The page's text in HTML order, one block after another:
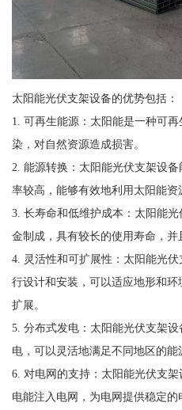
太阳能光伏支架设备的优势包括：
1. 可再生能源：太阳能是一种可
染，对自然资源造成损害。
2. 能源转换：太阳能光伏支架设
率较高，能够有效地利用太阳能资
3. 长寿命和低维护成本：太阳能
金制成，具有较长的使用寿命，并
4. 灵活性和可扩展性：太阳能光
行设计和安装，可以适应地形和
扩展。
5. 分布式发电：太阳能光伏支架
电，可以灵活地满足不同地区的能
6. 对电网的支持：太阳能光伏支
电能注入电网，为电网提供稳定的